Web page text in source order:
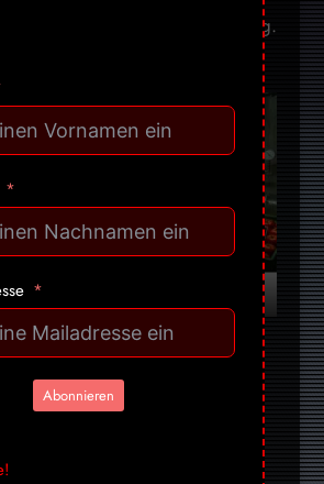
Apfel. Das ist die Rechnung.
sie. Du zahlst sie…
facebook
x nextdoor
Abonnieren